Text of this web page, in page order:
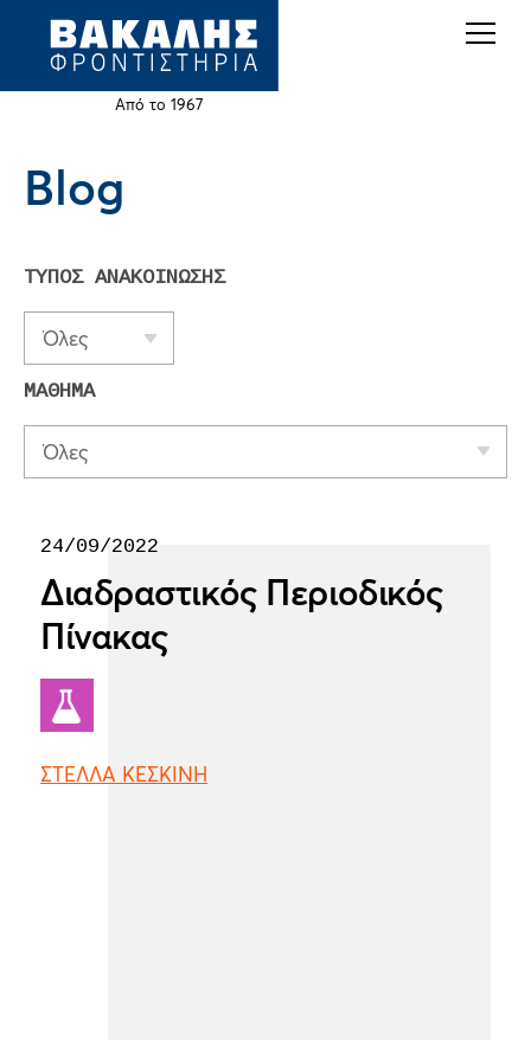
Jump
Από το 1967
Back
Blog
ΤΥΠΟΣ ΑΝΑΚΟΙΝΩΣΗΣ
Όλες
ΜΑΘΗΜΑ
Όλες
24/09/2022
Διαδραστικός Περιοδικός
Πίνακας
ΣΤΕΛΛΑ ΚΕΣΚΙΝΗ